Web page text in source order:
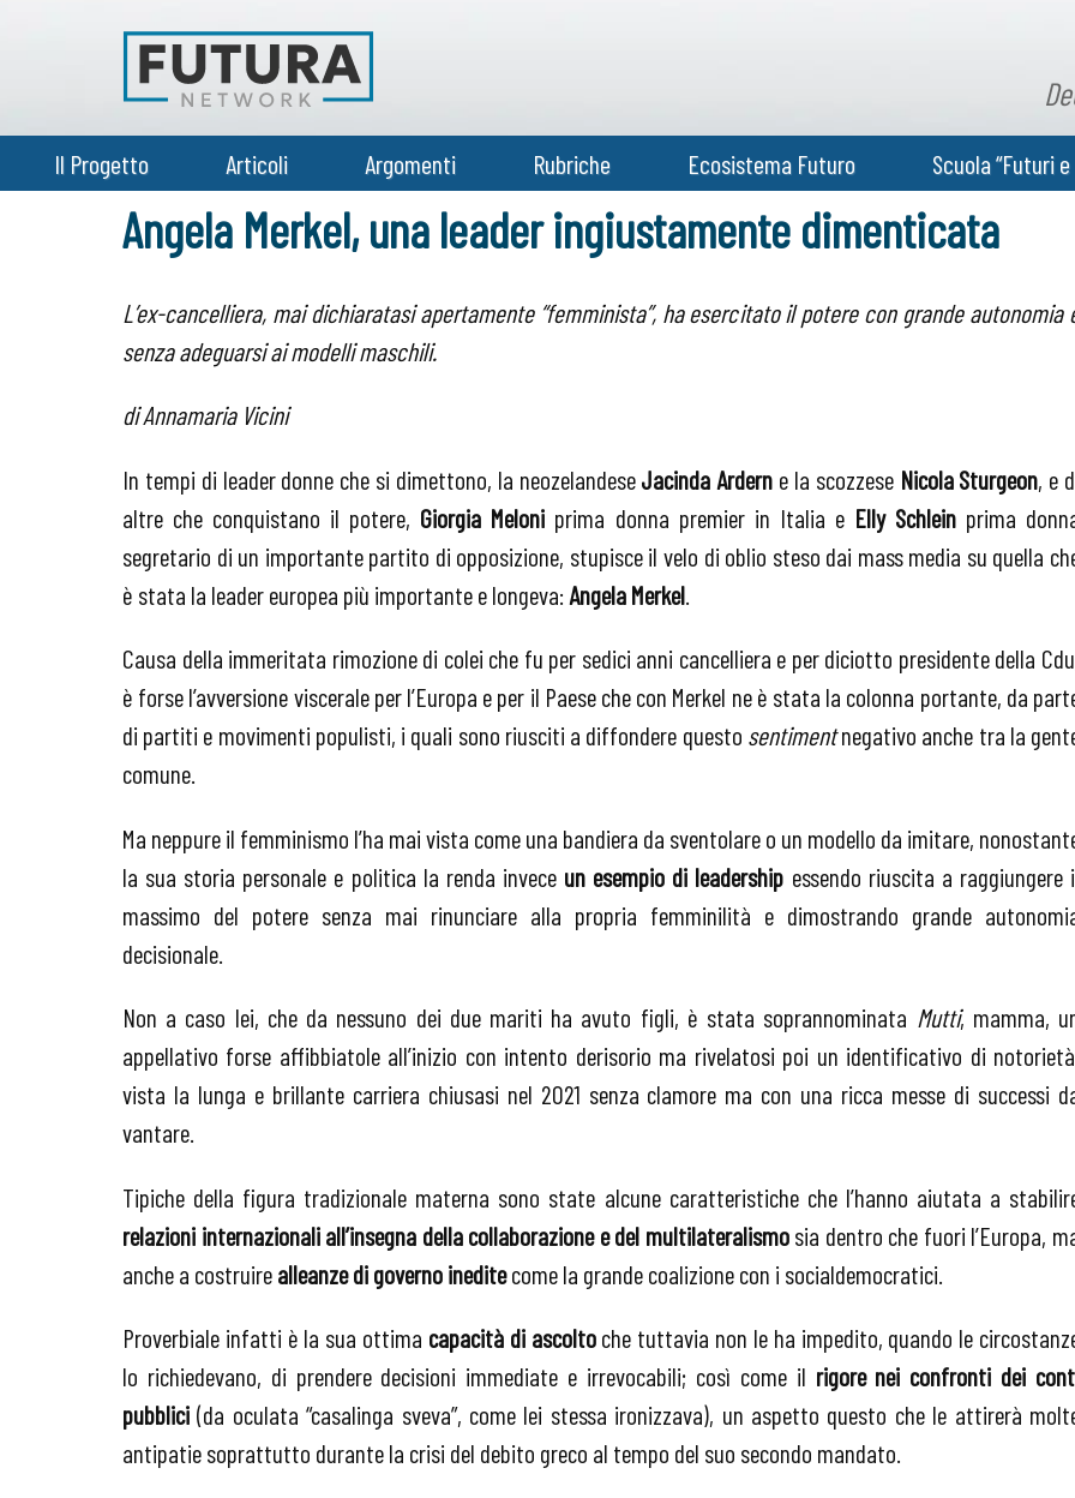
Il Progetto Articoli Argomenti Rubriche Ecosistema Futuro Scuola “Futuri
Angela Merkel, una leader ingiustamente dimenticata
L’ex-cancelliera, mai dichiaratasi apertamente “femminista”, ha esercitato il potere con grande autonomia
senza adeguarsi ai modelli maschili.
di Annamaria Vicini
In tempi di leader donne che si dimettono, la neozelandeseJacinda Ardern e la scozzese Nicola Sturgeon, e
altre che conquistano il potere, Giorgia Meloni prima donna premier in Italia e Elly Schleinprima
segretario di un importante partito di opposizione, stupisce il velo di oblio steso dai mass media su quella
è stata la leader europea più importante e longeva: Angela Merkel
Causa della immeritata rimozione di colei che fu per sedici anni cancelliera e per diciotto presidente della
è forse l’avversione viscerale per l’Europa e per il Paese che con Merkel ne è stata la colonna portante, da
di partiti e movimenti populisti, i quali sono riusciti a diffondere questo sentimentnegativo anche tra la
comune.
Ma neppure il femminismo l’ha mai vista come una bandiera da sventolare o un modello da imitare,
la sua storia personale e politica la renda invece un esempio di leadership essendo riuscita a raggiungere
massimo del potere senza mai rinunciare alla propria femminilità e dimostrando grande
decisionale.
Non a caso lei, che da nessuno dei due mariti ha avuto figli, è stata soprannominata Mutti, mamma,
appellativo forse affibbiatole all’inizio con intento derisorio ma rivelatosi poi un identificativo di
vista la lunga e brillante carriera chiusasi nel 2021 senza clamore ma con una ricca messe di successi
vantare.
Tipiche della figura tradizionale materna sono state alcune caratteristiche che l’hanno aiutata a
relazioni internazionali all’insegna della collaborazione e del multilateralismosia dentro che fuori l’Europa,
anche a costruirealleanze di governo ineditecome la grande coalizione con i socialdemocratici.
Proverbiale infatti è la sua ottima capacità di ascoltoche tuttavia non le ha impedito, quando le
lo richiedevano, di prendere decisioni immediate e irrevocabili; così come il rigore nei confronti dei
pubblici (da oculata “casalinga sveva”, come lei stessa ironizzava), un aspetto questo che le attirerà
antipatie soprattutto durante la crisi del debito greco al tempo del suo secondo mandato.